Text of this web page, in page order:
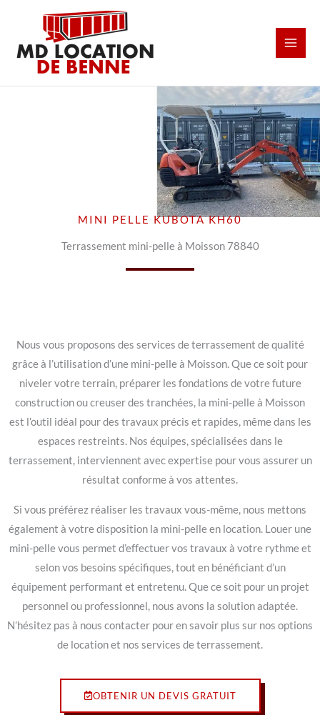
contenu
MINI PELLE KUBOTA KH60
Terrassement mini-pelle à Moisson 78840
Nous vous proposons des services de terrassement de qualité
grâce à l’utilisation d’une mini-pelle à Moisson. Que ce soit pour
niveler votre terrain, préparer les fondations de votre future
construction ou creuser des tranchées, la mini-pelle à Moisson
est l’outil idéal pour des travaux précis et rapides, même dans les
espaces restreints. Nos équipes, spécialisées dans le
terrassement, interviennent avec expertise pour vous assurer un
résultat conforme à vos attentes.
Si vous préférez réaliser les travaux vous-même, nous mettons
également à votre disposition la mini-pelle en location. Louer une
mini-pelle vous permet d’effectuer vos travaux à votre rythme et
selon vos besoins spécifiques, tout en bénéficiant d’un
équipement performant et entretenu. Que ce soit pour un projet
personnel ou professionnel, nous avons la solution adaptée.
N’hésitez pas à nous contacter pour en savoir plus sur nos options
de location et nos services de terrassement.
OBTENIR UN DEVIS GRATUIT